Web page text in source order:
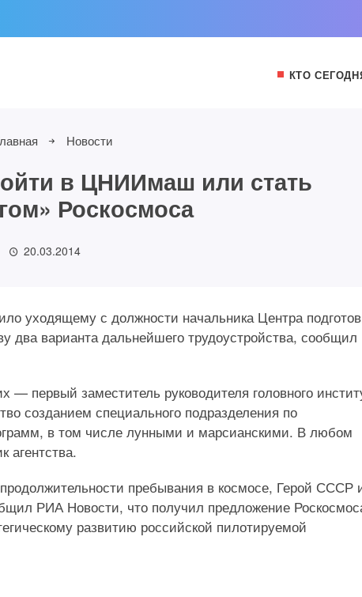
КТО
Новости
в ЦНИИмаш или стать
Роскосмоса
20.03.2014
уходящему с должности начальника Центра
два варианта дальнейшего трудоустройства,
первый заместитель руководителя головного
созданием специального подразделения по
в том числе лунными и марсианскими. В любом
агентства.
пребывания в космосе, Герой СССР
РИА Новости, что получил предложение
развитию российской пилотируемой